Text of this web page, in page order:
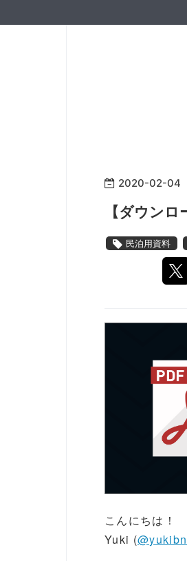
2020-02-04
【ダウン
民泊用資料
こんにちは！
Yuki (